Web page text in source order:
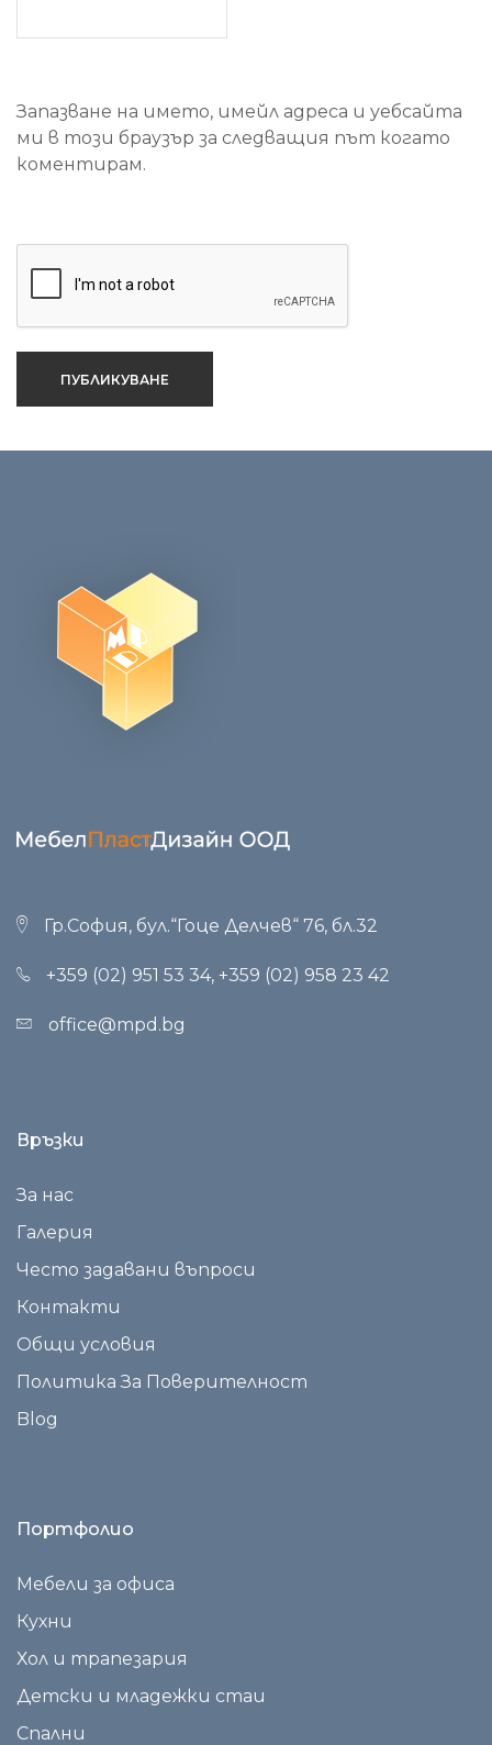
Запазване на името, имейл адреса и уебсайта
ми в този браузър за следващия път когато
коментирам.
Гр.София, бул.“Гоце Делчев“ 76, бл.32
+359 (02) 951 53 34, +359 (02) 958 23 42
office@mpd.bg
Връзки
За нас
Галерия
Често задавани въпроси
Контакти
Общи условия
Политика За Поверителност
Blog
Портфолио
Мебели за офиса
Кухни
Хол и трапезария
Детски и младежки стаи
Спални